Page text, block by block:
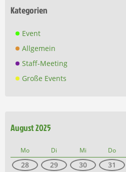
Kategorien
Event
Allgemein
Staff-Meeting
Große Events
August 2025
Mo Di Mi Do
28 29 30 31